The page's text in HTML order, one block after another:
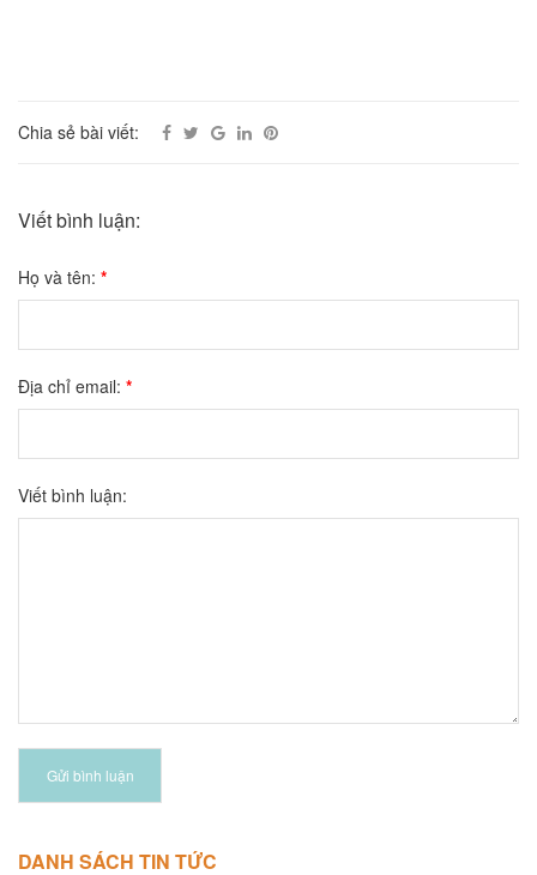
Chia sẻ bài viết:
Viết bình luận:
Họ và tên: *
Địa chỉ email: *
Viết bình luận:
Gửi bình luận
DANH SÁCH TIN TỨC